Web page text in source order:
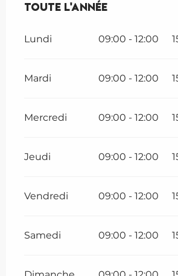
Toute l'année
Toute l'année
Lundi 09:00 - 12:00
Mardi 09:00 - 12:00
Mercredi 09:00 - 12:00
Jeudi 09:00 - 12:00
Vendredi 09:00 - 12:00
Samedi 09:00 - 12:00